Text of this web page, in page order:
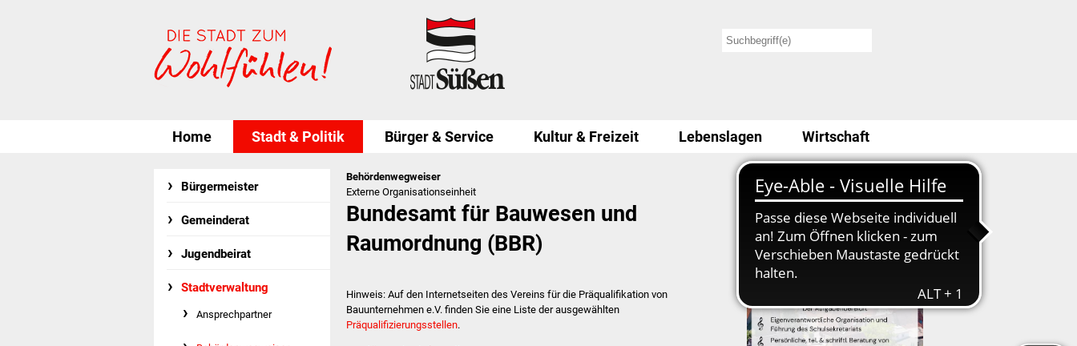
Home Stadt & Politik Bürger & Service Kultur & Freizeit Lebenslagen Wirtschaft
Bürgermeister
Gemeinderat
Jugendbeirat
Stadtverwaltung
Ansprechpartner
Behördenwegweiser
Externe Organisationseinheit
Bundesamt für Bauwesen und
Raumordnung (BBR)
Hinweis: Auf den Internetseiten des Vereins für die Präqualifikation von
Bauunternehmen e.V. finden Sie eine Liste der ausgewählten
Präqualifizierungsstellen.
Stellenausschreibung